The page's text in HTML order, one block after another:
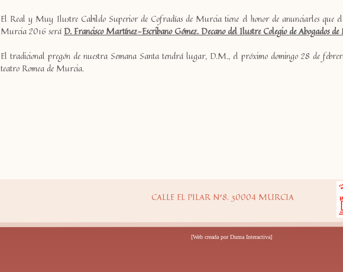
El Real y Muy Ilustre Cabildo Superior de Cofradías de Murcia tiene el honor de anunciarles que
Murcia 2016 seráD. Francisco Martínez-Escribano Gómez. Decano del Ilustre Colegio de Abogados
El tradicional pregón de nuestra Semana Santa tendrá lugar, D.M., el próximo domingo 28 de
teatro Romea de Murcia.
CALLE EL PILAR Nº8. 30004 MURCIA
[Web creada porDuma Interactiva]